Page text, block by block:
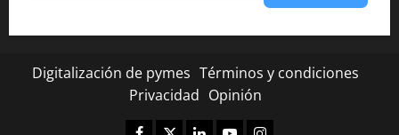
Digitalización de pymes Términos y condiciones
Privacidad Opinión
Facebook
TwitterLinkedinYoutubeInstagram